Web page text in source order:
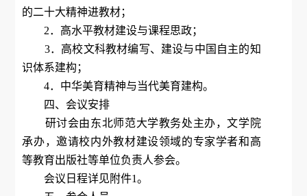
的二十大精神进教材；
2．高水平教材建设与课程思政；
3．高校文科教材编写、建设与中国自主的知
识体系建构；
4．中华美育精神与当代美育建构。
四、会议安排
研讨会由东北师范大学教务处主办，文学院
承办，邀请校内外教材建设领域的专家学者和高
等教育出版社等单位负责人参会。
会议日程详见附件1。